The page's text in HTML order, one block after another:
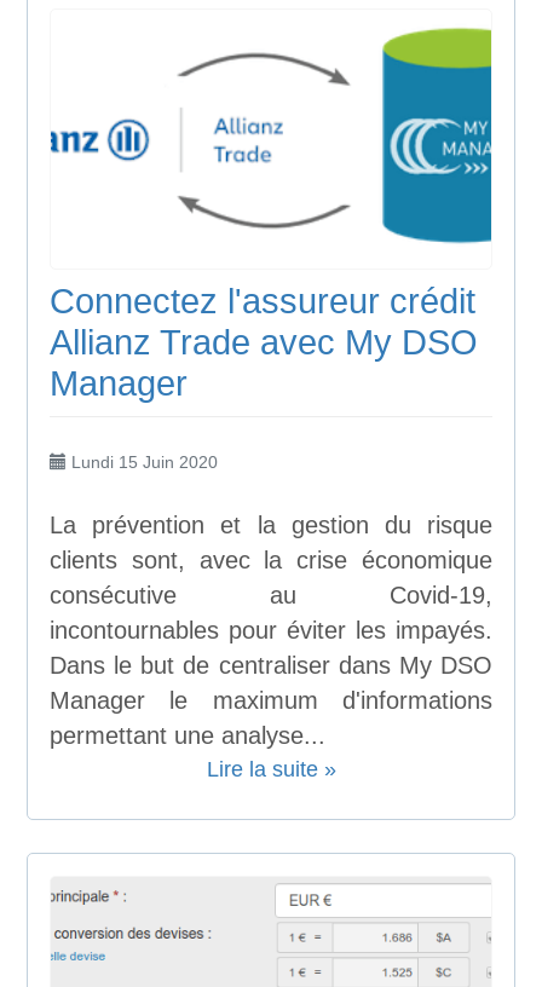
Connectez l'assureur crédit
Allianz Trade avec My DSO
Manager
Lundi 15 Juin 2020
La prévention et la gestion du risque
clients sont, avec la crise économique
consécutive au Covid-19,
incontournables pour éviter les impayés.
Dans le but de centraliser dans My DSO
Manager le maximum d'informations
permettant une analyse...
Lire la suite »